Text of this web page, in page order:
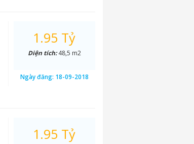
1.95 Tỷ
Diện tích:48,5 m2
Ngày đăng: 18-09-2018
1.95 Tỷ